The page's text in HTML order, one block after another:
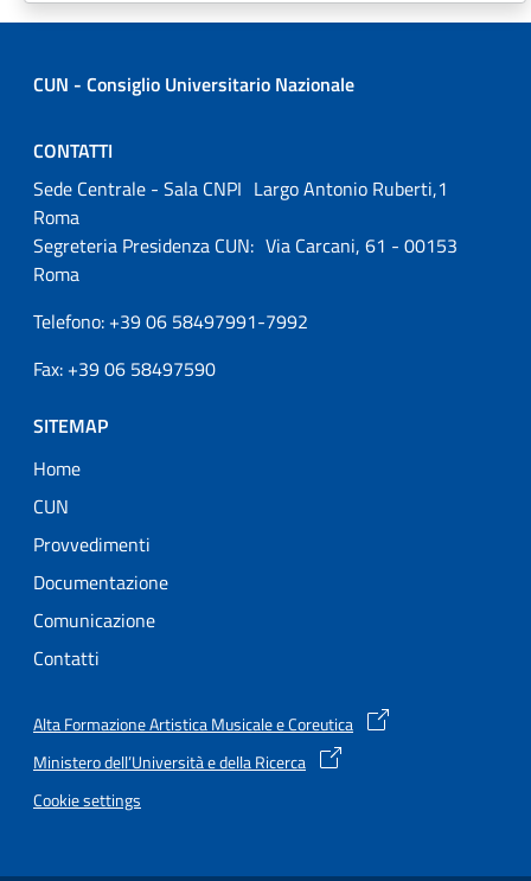
CUN - Consiglio Universitario Nazionale
CONTATTI
Sede Centrale - Sala CNPI Largo Antonio Ruberti,1
Roma
Segreteria Presidenza CUN: Via Carcani, 61 - 00153
Roma
Telefono: +39 06 58497991-7992
Fax: +39 06 58497590
SITEMAP
Home
CUN
Provvedimenti
Documentazione
Comunicazione
Contatti
Alta Formazione Artistica Musicale e Coreutica
Ministero dell’Università e della Ricerca
Cookie settings